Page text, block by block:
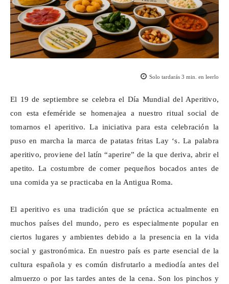
Solo tardarás 3 min. en leerlo
El 19 de septiembre se celebra el Día Mundial del Aperitivo,
con esta efeméride se homenajea a nuestro ritual social de
tomarnos el aperitivo. La iniciativa para esta celebración la
puso en marcha la marca de patatas fritas Lay ‘s. La palabra
aperitivo, proviene del latín “aperire” de la que deriva, abrir el
apetito. La costumbre de comer pequeños bocados antes de
una comida ya se practicaba en la Antigua Roma.
El aperitivo es una tradición que se práctica actualmente en
muchos países del mundo, pero es especialmente popular en
ciertos lugares y ambientes debido a la presencia en la vida
social y gastronómica. En nuestro país es parte esencial de la
cultura española y es común disfrutarlo a mediodía antes del
almuerzo o por las tardes antes de la cena. Son los pinchos y